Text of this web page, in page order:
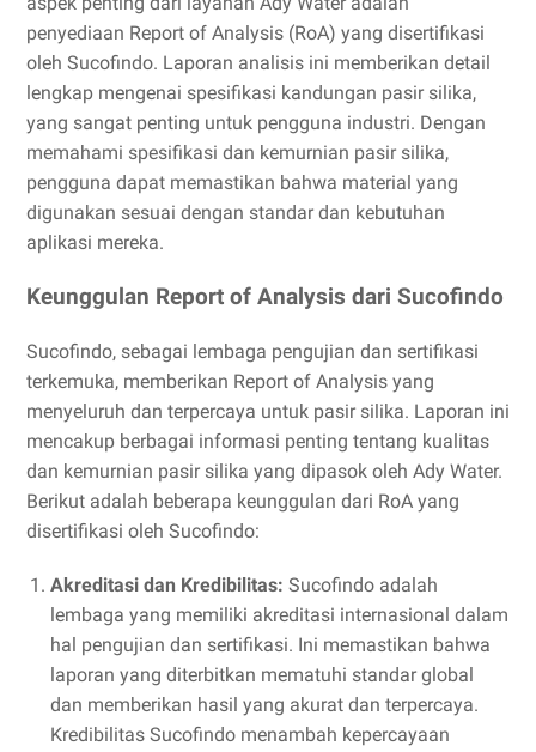
penyediaan Report of Analysis (RoA) yang disertifikasi
oleh Sucofindo. Laporan analisis ini memberikan detail
lengkap mengenai spesifikasi kandungan pasir silika,
yang sangat penting untuk pengguna industri. Dengan
memahami spesifikasi dan kemurnian pasir silika,
pengguna dapat memastikan bahwa material yang
digunakan sesuai dengan standar dan kebutuhan
aplikasi mereka.
Keunggulan Report of Analysis dari Sucofindo
Sucofindo, sebagai lembaga pengujian dan sertifikasi
terkemuka, memberikan Report of Analysis yang
menyeluruh dan terpercaya untuk pasir silika. Laporan ini
mencakup berbagai informasi penting tentang kualitas
dan kemurnian pasir silika yang dipasok oleh Ady Water.
Berikut adalah beberapa keunggulan dari RoA yang
disertifikasi oleh Sucofindo:
Akreditasi dan Kredibilitas: Sucofindo adalah
lembaga yang memiliki akreditasi internasional dalam
hal pengujian dan sertifikasi. Ini memastikan bahwa
laporan yang diterbitkan mematuhi standar global
dan memberikan hasil yang akurat dan terpercaya.
Kredibilitas Sucofindo menambah kepercayaan